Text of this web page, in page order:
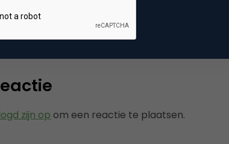
onderzoek
zijn op om een reactie te plaatsen.